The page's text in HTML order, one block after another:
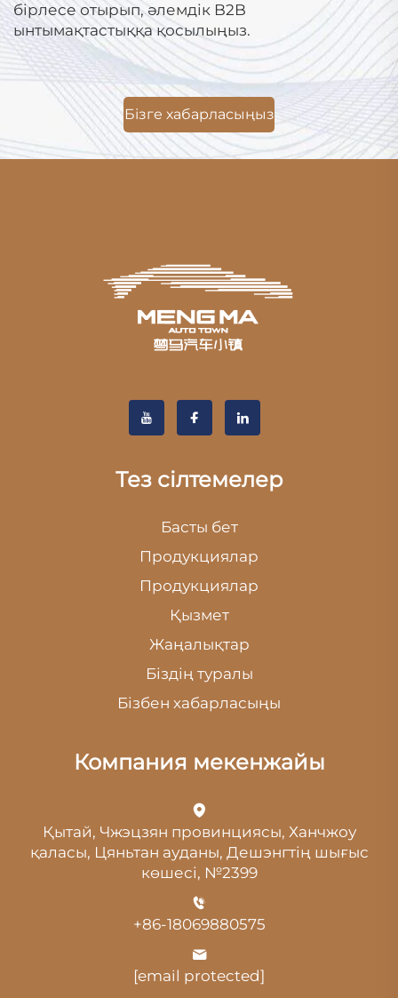
бірлесе отырып, әлемдік B2B
ынтымақтастыққа қосылыңыз.
Бізге хабарласыңыз
Тез сілтемелер
Басты бет
Продукциялар
Продукциялар
Қызмет
Жаңалықтар
Біздің туралы
Бізбен хабарласыңы
Компания мекенжайы
Қытай, Чжэцзян провинциясы, Ханчжоу
қаласы, Цяньтан ауданы, Дешэнгтің шығыс
көшесі, №2399
+86-18069880575
[email protected]